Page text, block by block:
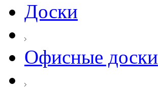
Доски
Офисные доски